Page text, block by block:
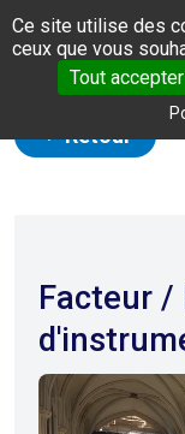
Panneau de gestion
Ce site utilise des
ceux que vous
Tout accepter
Retour
Facteur / Factrice